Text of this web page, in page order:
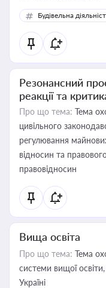
Будівельна
Резонансний
реакції та
Про що тема: Тема
цивільного
регулювання
відносин та
правовідносин
Вища освіта
Про що тема: Тема
системи вищої освіти,
Україні